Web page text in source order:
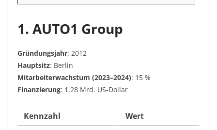
1. AUTO1 Group
Gründungsjahr: 2012
Hauptsitz: Berlin
Mitarbeiterwachstum (2023–2024): 15 %
Finanzierung: 1,28 Mrd. US-Dollar
Kennzahl
Wert